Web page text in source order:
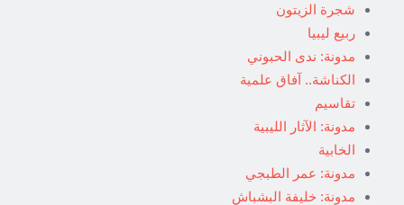
شجرة الزيتون
ربيع ليبيا
مدونة: ندى الحبوني
الكناشة.. آفاق علمية
تقاسيم
مدونة: الآثار الليبية
الخابية
مدونة: عمر الطبجي
مدونة: خليفة البشباش